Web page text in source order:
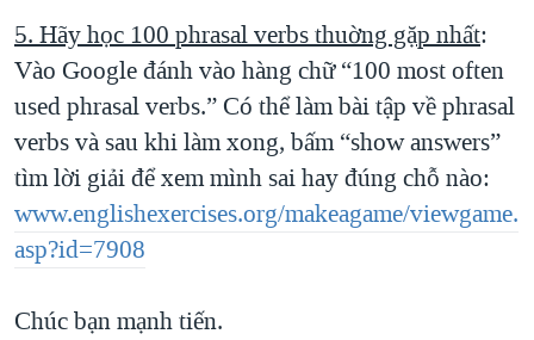
5. Hãy học 100 phrasal verbs thuờng gặp nhất:
Vào Google đánh vào hàng chữ “100 most often
used phrasal verbs.” Có thể làm bài tập về phrasal
verbs và sau khi làm xong, bấm “show answers”
tìm lời giải để xem mình sai hay đúng chỗ nào:
www.englishexercises.org/makeagame/viewgame.
asp?id=7908
Chúc bạn mạnh tiến.